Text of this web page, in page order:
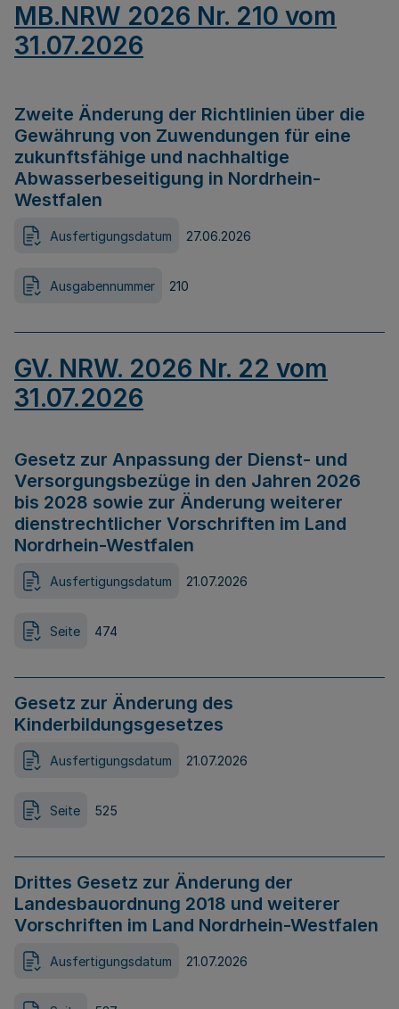
MB.NRW 2026 Nr. 210 vom
31.07.2026
Zweite Änderung der Richtlinien über die
Gewährung von Zuwendungen für eine
zukunftsfähige und nachhaltige
Abwasserbeseitigung in Nordrhein-
Westfalen
Ausfertigungsdatum 27.06.2026
Ausgabennummer 210
GV. NRW. 2026 Nr. 22 vom
31.07.2026
Gesetz zur Anpassung der Dienst- und
Versorgungsbezüge in den Jahren 2026
bis 2028 sowie zur Änderung weiterer
dienstrechtlicher Vorschriften im Land
Nordrhein-Westfalen
Ausfertigungsdatum 21.07.2026
Seite 474
Gesetz zur Änderung des
Kinderbildungsgesetzes
Ausfertigungsdatum 21.07.2026
Seite 525
Drittes Gesetz zur Änderung der
Landesbauordnung 2018 und weiterer
Vorschriften im Land Nordrhein-Westfalen
Ausfertigungsdatum 21.07.2026